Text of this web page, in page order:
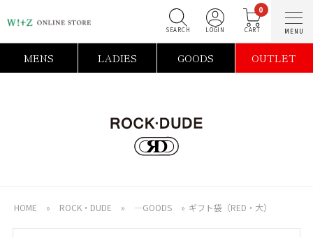
0
MENS LADIES GOODS OUTLET
HOME » ROCK・DUDE » ―GOODS » ギフト袋（RED・大）